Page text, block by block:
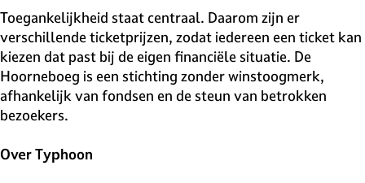
Toegankelijkheid staat centraal. Daarom zijn er
verschillende ticketprijzen, zodat iedereen een ticket kan
kiezen dat past bij de eigen financiële situatie. De
Hoorneboeg is een stichting zonder winstoogmerk,
afhankelijk van fondsen en de steun van betrokken
bezoekers.
Over Typhoon